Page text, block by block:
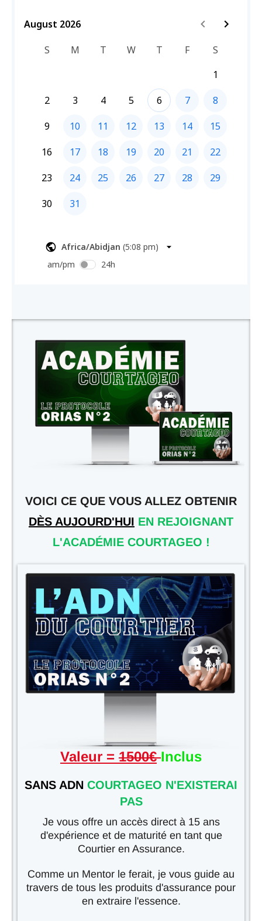
VOICI CE QUE VOUS ALLEZ OBTENIR
DÈS AUJOURD'HUI EN REJOIGNANT
L'ACADÉMIE COURTAGEO !
Valeur = 1500€ Inclus
SANS ADN COURTAGEO N'EXISTERAI
PAS
Je vous offre un accès direct à 15 ans
d'expérience et de maturité en tant que
Courtier en Assurance.
Comme un Mentor le ferait, je vous guide au
travers de tous les produits d'assurance pour
en extraire l'essence.